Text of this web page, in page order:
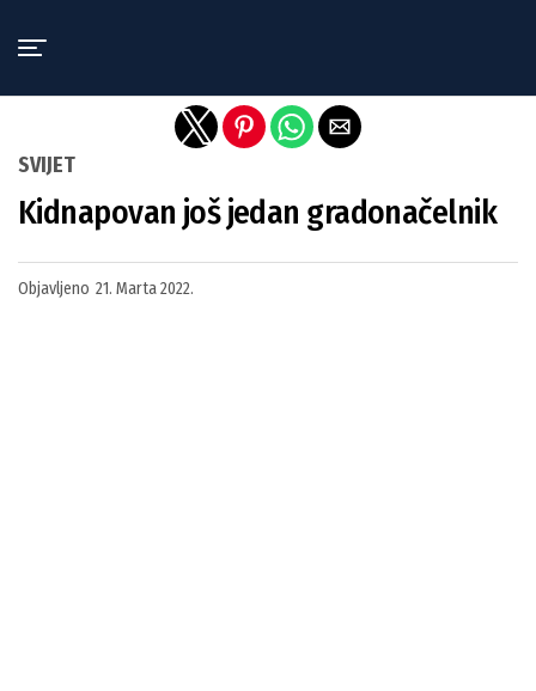
SVIJET
Kidnapovan još jedan gradonačelnik
Objavljeno 21. Marta 2022.